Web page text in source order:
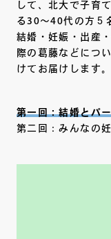
して、北大で子育
る30～40代の方５
結婚・妊娠・出産
際の葛藤などにつ
けてお届けします。
第一回：結婚とパ
第二回：みんなの